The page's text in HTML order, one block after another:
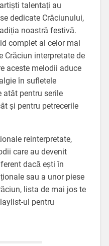
talentați au
dedicate Crăciunului,
noastră festivă.
complet al celor mai
Crăciun interpretate de
aceste melodii aduce
în sufletele
atât pentru serile
și pentru petrecerile
reinterpretate,
care au devenit
dacă ești în
sau a unor piese
lista de mai jos te
ul pentru